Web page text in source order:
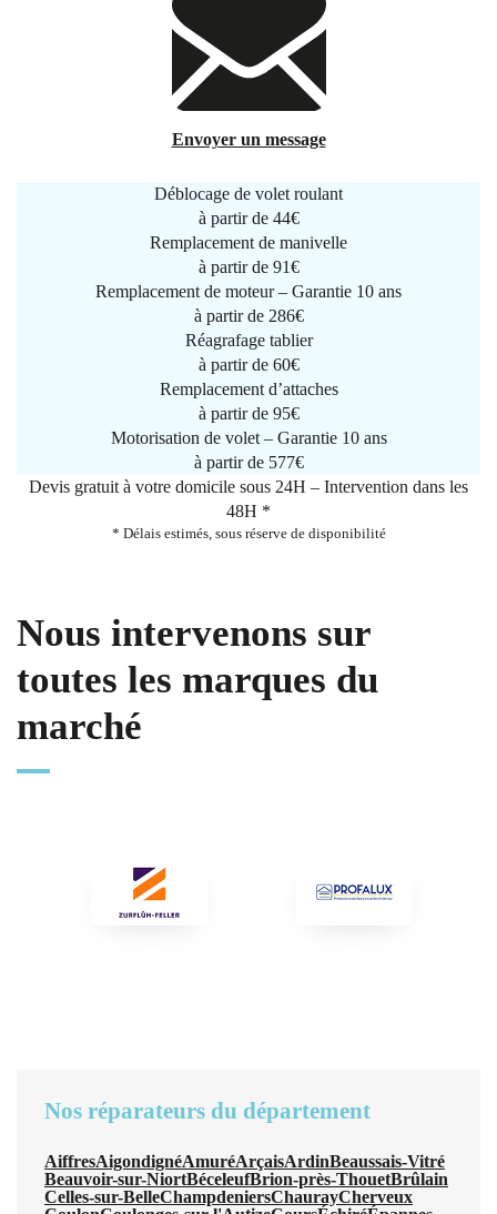
Envoyer un message
Déblocage de volet roulant
à partir de 44€
Remplacement de manivelle
à partir de 91€
Remplacement de moteur – Garantie 10 ans
à partir de 286€
Réagrafage tablier
à partir de 60€
Remplacement d’attaches
à partir de 95€
Motorisation de volet – Garantie 10 ans
à partir de 577€
Devis gratuit à votre domicile sous 24H – Intervention dans les
48H *
* Délais estimés, sous réserve de disponibilité
Nous intervenons sur
toutes les marques du
marché
Nos réparateurs du département
AiffresAigondignéAmuréArçaisArdinBeaussais-Vitré
Beauvoir-sur-NiortBéceleufBrion-près-ThouetBrûlain
Celles-sur-BelleChampdeniersChaurayCherveux